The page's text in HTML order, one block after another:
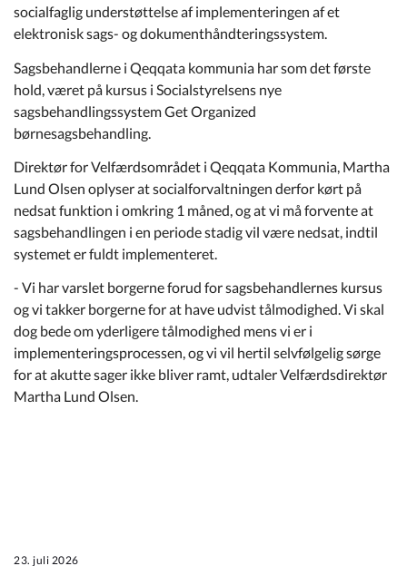
socialfaglig understøttelse af implementeringen af et
elektronisk sags- og dokumenthåndteringssystem.
Sagsbehandlerne i Qeqqata kommunia har som det første
hold, været på kursus i Socialstyrelsens nye
sagsbehandlingssystem Get Organized
børnesagsbehandling.
Direktør for Velfærdsområdet i Qeqqata Kommunia, Martha
Lund Olsen oplyser at socialforvaltningen derfor kørt på
nedsat funktion i omkring 1 måned, og at vi må forvente at
sagsbehandlingen i en periode stadig vil være nedsat, indtil
systemet er fuldt implementeret.
- Vi har varslet borgerne forud for sagsbehandlernes kursus
og vi takker borgerne for at have udvist tålmodighed. Vi skal
dog bede om yderligere tålmodighed mens vi er i
implementeringsprocessen, og vi vil hertil selvfølgelig sørge
for at akutte sager ikke bliver ramt, udtaler Velfærdsdirektør
Martha Lund Olsen.
23. juli 2026